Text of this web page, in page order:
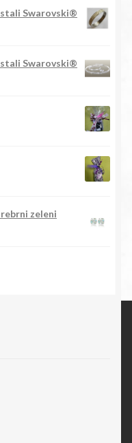
Swarovski®
Swarovski®
zeleni